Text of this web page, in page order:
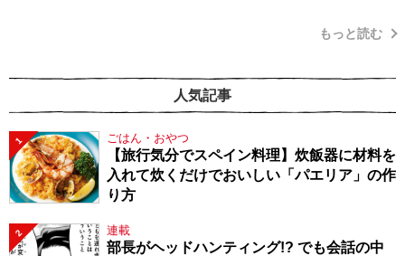
もっと読む
人気記事
1 ごはん・おやつ
【旅行気分でスペイン料理】炊飯器に材料を
入れて炊くだけでおいしい「パエリア」の作
り方
2 連載
部長がヘッドハンティング!? でも会話の中